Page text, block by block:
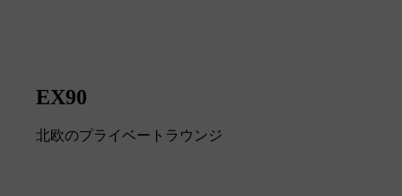
EX90
北欧のプライベートラウンジ